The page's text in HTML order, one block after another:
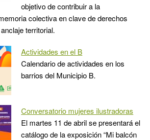
objetivo de contribuir a la
colectiva en clave de derechos
territorial.
Actividades en el B
Calendario de actividades en los
barrios del Municipio B.
Conversatorio mujeres ilustradoras
El martes 11 de abril se presentará el
catálogo de la exposición “Mi balcón